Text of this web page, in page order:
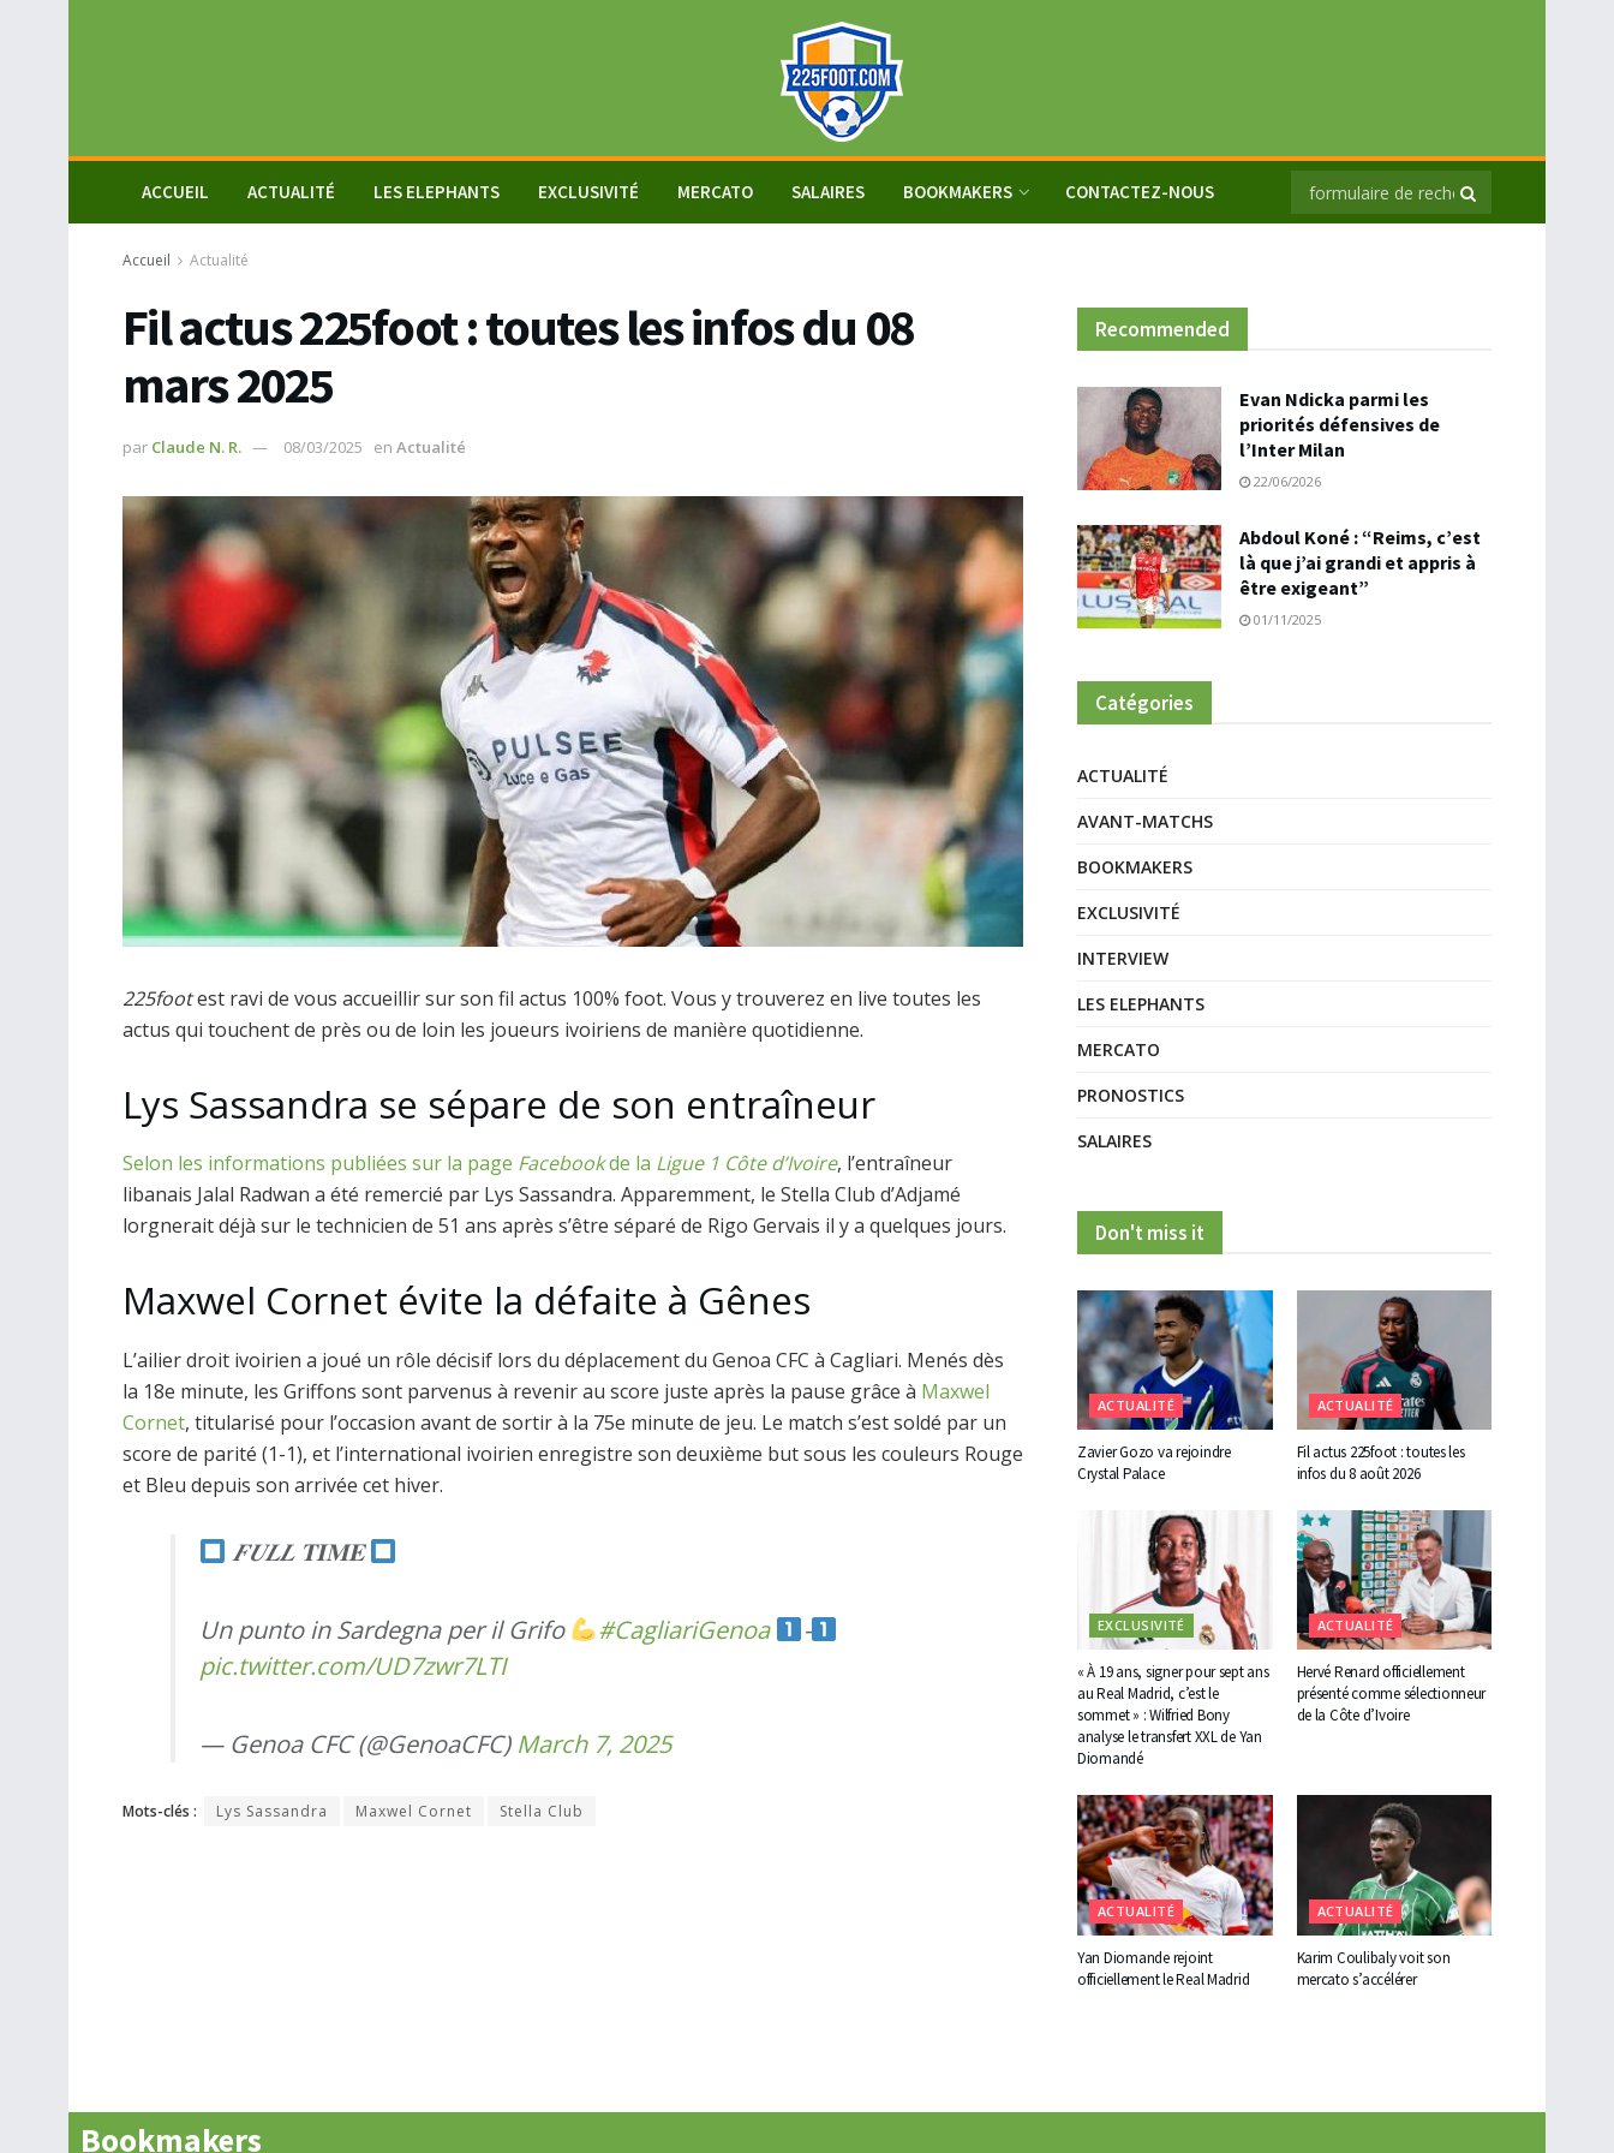
ACCUEIL ACTUALITÉ LES ELEPHANTS EXCLUSIVITÉ MERCATO SALAIRES BOOKMAKERS CONTACTEZ-NOUS
Accueil Actualité
Fil actus 225foot : toutes les infos du 08
mars 2025
par Claude N. R. 08/03/2025 en Actualité
225footest ravi de vous accueillir sur son fil actus 100% foot. Vous y trouverez en live toutes les
actus qui touchent de près ou de loin les joueurs ivoiriens de manière quotidienne.
Lys Sassandra se sépare de son entraîneur
Selon les informations publiées sur la page Facebookde la Ligue 1 Côte d’Ivoire, l’entraîneur
libanais Jalal Radwan a été remercié par Lys Sassandra. Apparemment, le Stella Club d’Adjamé
lorgnerait déjà sur le technicien de 51 ans après s’être séparé de Rigo Gervais il y a quelques jours.
Maxwel Cornet évite la défaite à Gênes
L’ailier droit ivoirien a joué un rôle décisif lors du déplacement du Genoa CFC à Cagliari. Menés dès
la 18e minute, les Griffons sont parvenus à revenir au score juste après la pause grâce à Maxwel
Cornet, titularisé pour l’occasion avant de sortir à la 75e minute de jeu. Le match s’est soldé par un
score de parité (1-1), et l’international ivoirien enregistre son deuxième but sous les couleurs Rouge
et Bleu depuis son arrivée cet hiver.
𝑭𝑼𝑳𝑳 𝐓𝚰𝐌𝐄
Un punto in Sardegna per il Grifo #CagliariGenoa
-
pic.twitter.com/UD7zwr7LTI
— Genoa CFC (@GenoaCFC) March 7, 2025
Mots-clés : Lys Sassandra Maxwel Cornet Stella Club
Recommended
Evan Ndicka parmi les
priorités défensives de
l’Inter Milan
22/06/2026
Abdoul Koné : “Reims, c’est
là que j’ai grandi et appris à
être exigeant”
01/11/2025
Catégories
ACTUALITÉ
AVANT-MATCHS
BOOKMAKERS
EXCLUSIVITÉ
INTERVIEW
LES ELEPHANTS
MERCATO
PRONOSTICS
SALAIRES
Don't miss it
ACTUALITÉ
Zavier Gozo va rejoindre
Crystal Palace
ACTUALITÉ
Fil actus 225foot : toutes les
infos du 8 août 2026
EXCLUSIVITÉ
« À 19 ans, signer pour sept ans
au Real Madrid, c’est le
sommet » : Wilfried Bony
analyse le transfert XXL de Yan
Diomandé
ACTUALITÉ
Hervé Renard officiellement
présenté comme sélectionneur
de la Côte d’Ivoire
ACTUALITÉ
Yan Diomande rejoint
officiellement le Real Madrid
ACTUALITÉ
Karim Coulibaly voit son
mercato s’accélérer
Bookmakers